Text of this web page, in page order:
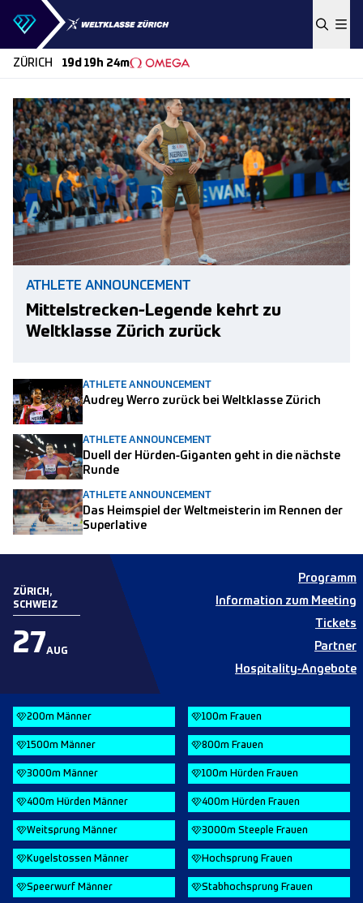
Skip to content
ZÜRICH 19d 19h 24m
ATHLETE ANNOUNCEMENT
Mittelstrecken-Legende kehrt zu
Weltklasse Zürich zurück
ATHLETE ANNOUNCEMENT
Audrey Werro zurück bei Weltklasse Zürich
ATHLETE ANNOUNCEMENT
Duell der Hürden-Giganten geht in die nächste
Runde
ATHLETE ANNOUNCEMENT
Das Heimspiel der Weltmeisterin im Rennen der
Superlative
ZÜRICH,
SCHWEIZ
27AUG
Programm
Information zum Meeting
Tickets
Partner
Hospitality-Angebote
200m Männer
1500m Männer
3000m Männer
400m Hürden Männer
Weitsprung Männer
Kugelstossen Männer
Speerwurf Männer
100m Frauen
800m Frauen
100m Hürden Frauen
400m Hürden Frauen
3000m Steeple Frauen
Hochsprung Frauen
Stabhochsprung Frauen